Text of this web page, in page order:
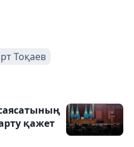
Тоқаев
қажет